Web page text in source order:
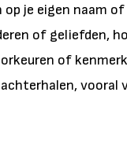
je eigen naam of
of geliefden,
of
vooral